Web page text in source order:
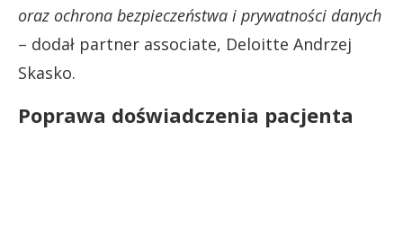
oraz ochrona bezpieczeństwa i prywatności danych
– dodał partner associate, Deloitte Andrzej
Skasko.
Poprawa doświadczenia pacjenta